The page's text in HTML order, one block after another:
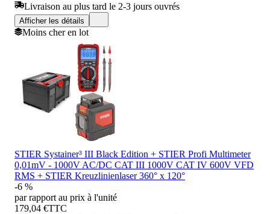
Livraison au plus tard le 2-3 jours ouvrés
Afficher les détails
Moins cher en lot
STIER Systainer³ III Black Edition + STIER Profi Multimeter
0,01mV - 1000V AC/DC CAT III 1000V CAT IV 600V VFD
RMS + STIER Kreuzlinienlaser 360° x 120°
-6 %
par rapport au prix à l'unité
179,04 €TTC